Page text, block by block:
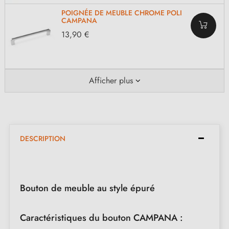
POIGNÉE DE MEUBLE CHROME POLI
CAMPANA
13,90 €
Afficher plus
DESCRIPTION
Bouton de meuble au style épuré
Caractéristiques du bouton CAMPANA :